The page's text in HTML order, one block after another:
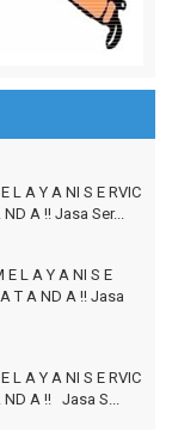
L A Y A NI S E RVIC
ND A !! Jasa Ser...
E L A Y A NI S E
T A ND A !! Jasa
L A Y A NI S E RVIC
ND A !! Jasa S...